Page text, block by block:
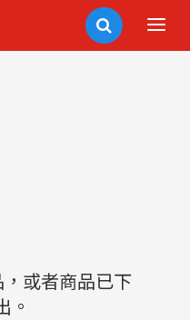
或者商品已下
。